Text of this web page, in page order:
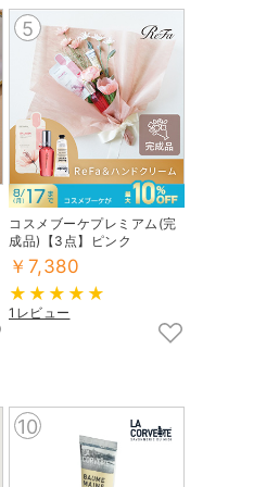
5
コスメブーケプレミアム(完
成品)【3点】ピンク
￥7,380
1レビュー
10